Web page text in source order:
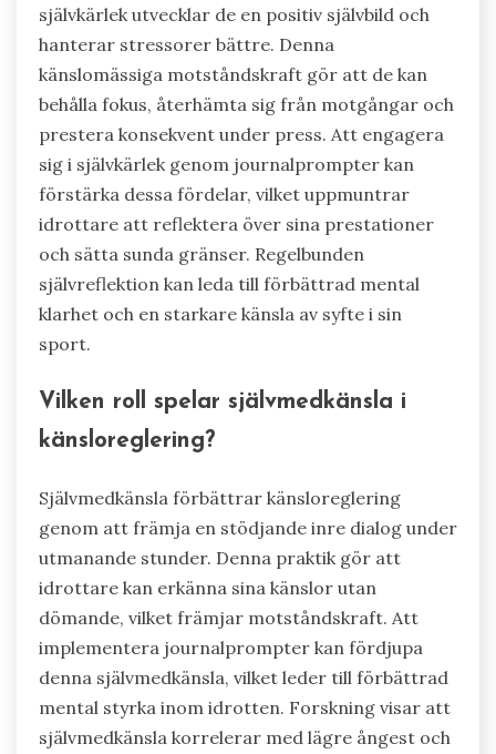
självkärlek utvecklar de en positiv självbild och
hanterar stressorer bättre. Denna
känslomässiga motståndskraft gör att de kan
behålla fokus, återhämta sig från motgångar och
prestera konsekvent under press. Att engagera
sig i självkärlek genom journalprompter kan
förstärka dessa fördelar, vilket uppmuntrar
idrottare att reflektera över sina prestationer
och sätta sunda gränser. Regelbunden
självreflektion kan leda till förbättrad mental
klarhet och en starkare känsla av syfte i sin
sport.
Vilken roll spelar självmedkänsla i
känsloreglering?
Självmedkänsla förbättrar känsloreglering
genom att främja en stödjande inre dialog under
utmanande stunder. Denna praktik gör att
idrottare kan erkänna sina känslor utan
dömande, vilket främjar motståndskraft. Att
implementera journalprompter kan fördjupa
denna självmedkänsla, vilket leder till förbättrad
mental styrka inom idrotten. Forskning visar att
självmedkänsla korrelerar med lägre ångest och